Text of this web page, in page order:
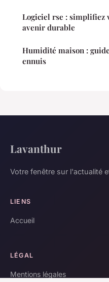
Logiciel rse : simplifiez
avenir durable
Humidité maison :
ennuis
Lavanthur
Votre fenêtre sur l'actualité
LIENS
Accueil
LÉGAL
Mentions légales